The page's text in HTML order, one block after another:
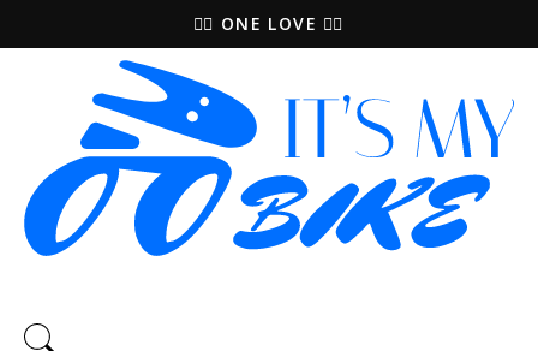
КОЗЫРЕК ВВЕРХ ИЛИ КОЗЫРЕК ВНИЗ?